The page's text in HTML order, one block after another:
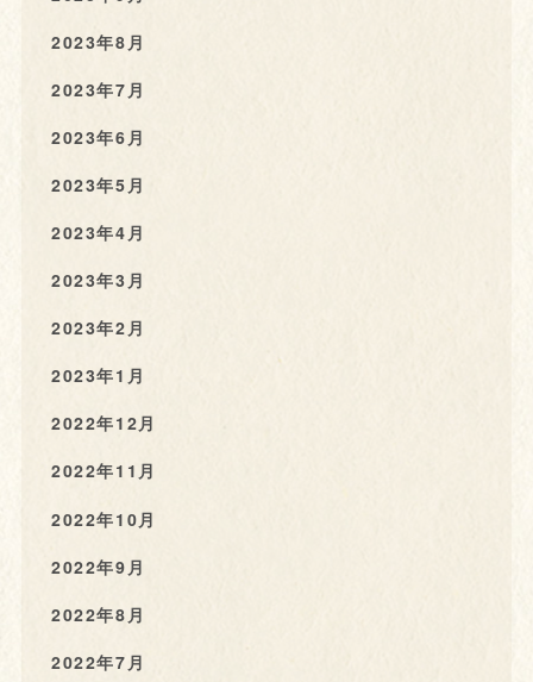
2023年8月
2023年7月
2023年6月
2023年5月
2023年4月
2023年3月
2023年2月
2023年1月
2022年12月
2022年11月
2022年10月
2022年9月
2022年8月
2022年7月